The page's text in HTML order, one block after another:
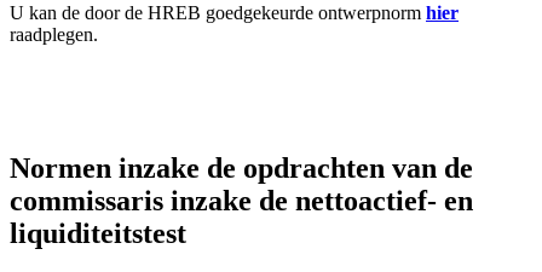
U kan de door de HREB goedgekeurde ontwerpnorm hier
raadplegen.
Normen inzake de opdrachten van de
commissaris inzake de nettoactief- en
liquiditeitstest